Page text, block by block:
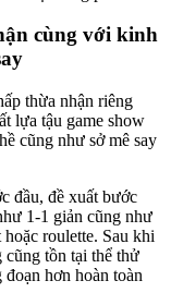
cùng với kinh
thừa nhận riêng
lựa tậu game show
cũng như sở mê say
đầu, đề xuất bước
1-1 giản cũng như
roulette. Sau khi
cũng tồn tại thể thử
hơn hoàn toàn